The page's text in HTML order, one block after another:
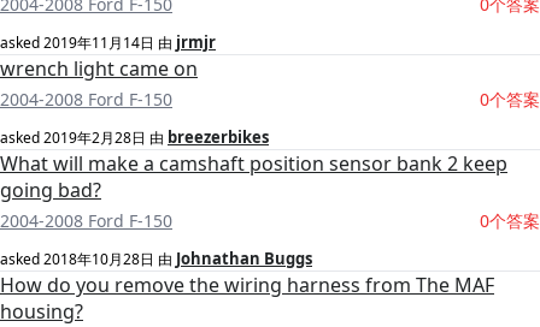
asked2019年11月14日 由 jrmjr
wrench light came on
2004-2008 Ford F-150 0个答案
asked2019年2月28日 由 breezerbikes
What will make a camshaft position sensor bank 2 keep
going bad?
2004-2008 Ford F-150 0个答案
asked2018年10月28日 由 Johnathan Buggs
How do you remove the wiring harness from The MAF
housing?